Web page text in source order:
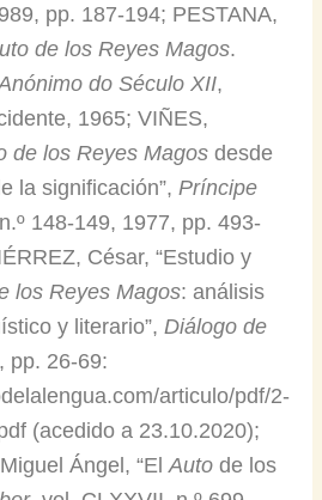
pp. 187-194; PESTANA,
de los Reyes Magos.
do Século XII,
1965; VIÑES,
de los Reyes Magos desde
la significación”, Príncipe
148-149, 1977, pp. 493-
César, “Estudio y
los Reyes Magos: análisis
y literario”, Diálogo de
pp. 26-69:
articulo/pdf/2-
(acedido a 23.10.2020);
Ángel, “El Auto de los